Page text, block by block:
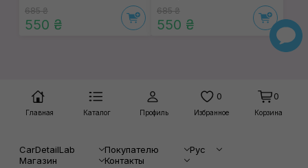
685 ₴
550 ₴
685 ₴
550 ₴
Главная Каталог Профиль
0
Избранное
0
Корзина
CarDetailLab Покупателю
Рус
Магазин
Контакты